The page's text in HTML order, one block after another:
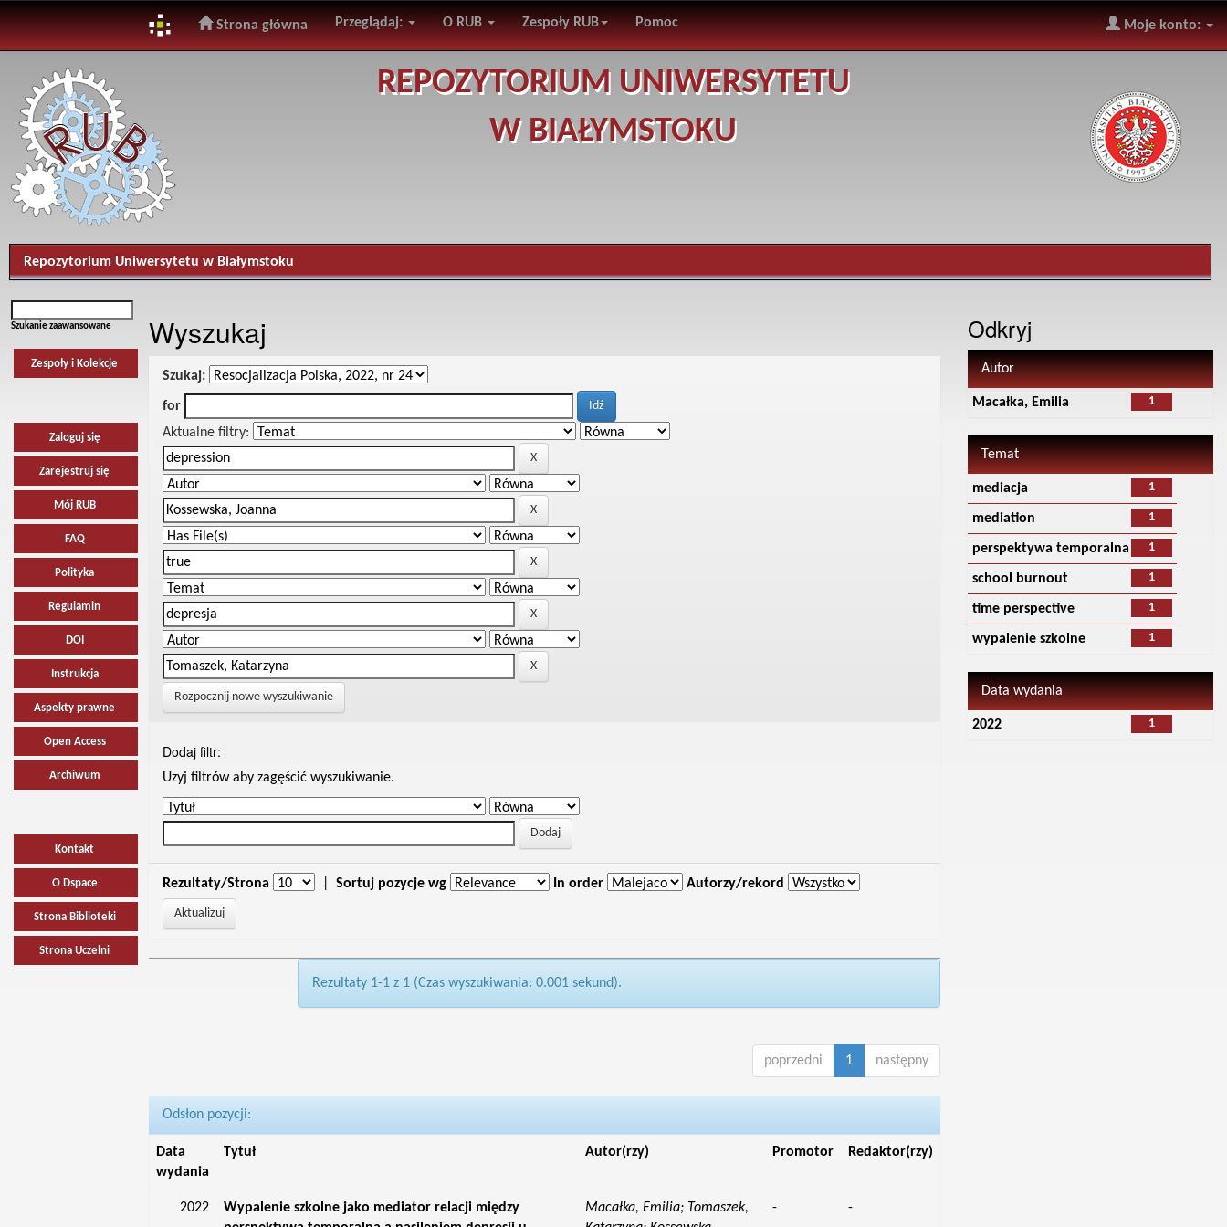
navigation
Strona główna Przeglądaj: O RUB Zespoły RUB Pomoc Moje konto:
REPOZYTORIUM UNIWERSYTETU
W BIAŁYMSTOKU
Repozytorium Uniwersytetu w Białymstoku
Szukanie zaawansowane
Zespoły i Kolekcje
Zaloguj się
Zarejestruj się
Mój RUB
FAQ
Polityka
Regulamin
DOI
Instrukcja
Aspekty prawne
Open Access
Archiwum
Kontakt
O Dspace
Strona Biblioteki
Strona Uczelni
Wyszukaj
Szukaj:
for
Aktualne filtry:
Rozpocznij nowe wyszukiwanie
Dodaj filtr:
Uzyj filtrów aby zagęścić wyszukiwanie.
Rezultaty/Strona Sortuj pozycje wg In order Autorzy/rekord
Rezultaty 1-1 z 1 (Czas wyszukiwania: 0.001 sekund).
poprzedni 1 następny
Odsłon pozycji:
Data
wydania
Tytuł Autor(rzy) Promotor Redaktor(rzy)
2022
Wypalenie szkolne jako mediator relacji między
Macałka, Emilia; Tomaszek,
- -
Odkryj
Autor
1
Macałka, Emilia
Temat
1
mediacja
1
mediation
1
perspektywa temporalna
1
school burnout
1
time perspective
1
wypalenie szkolne
Data wydania
1
2022